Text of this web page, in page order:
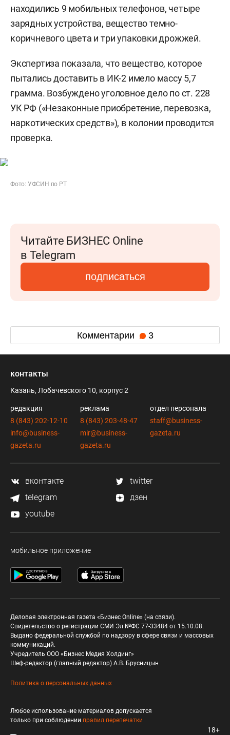
находились 9 мобильных телефонов, четыре
зарядных устройства, вещество темно-
коричневого цвета и три упаковки дрожжей.
Экспертиза показала, что вещество, которое
пытались доставить в ИК-2 имело массу 5,7
грамма. Возбуждено уголовное дело по ст. 228
УК РФ («Незаконные приобретение, перевозка,
наркотических средств»), в колонии проводится
проверка.
Фото: УФСИН по РТ
Читайте БИЗНЕС Online
в Telegram
подписаться
Комментарии 3
контакты
Казань, Лобачевского 10, корпус 2
редакция
8 (843) 202-12-10
info@business-
gazeta.ru
реклама
8 (843) 203-48-47
mir@business-
gazeta.ru
отдел персонала
staff@business-
gazeta.ru
вконтакте
twitter
telegram
дзен
youtube
мобильное приложение
Деловая электронная газета «Бизнес Online» (на связи).
Свидетельство о регистрации СМИ Эл №ФС 77-33484 от 15.10.08.
Выдано федеральной службой по надзору в сфере связи и массовых
коммуникаций.
Учредитель ООО «Бизнес Медия Холдинг»
Шеф-редактор (главный редактор) А.В. Брусницын
Политика о персональных данных
Любое использование материалов допускается
только при соблюдении правил перепечатки
18+